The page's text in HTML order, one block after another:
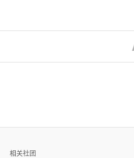
相关社团